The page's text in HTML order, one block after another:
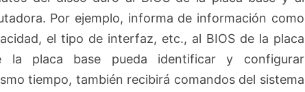
Por ejemplo, informa de información como
el tipo de interfaz, etc., al BIOS de la placa
placa base pueda identificar y configurar
tiempo, también recibirá comandos del sistema